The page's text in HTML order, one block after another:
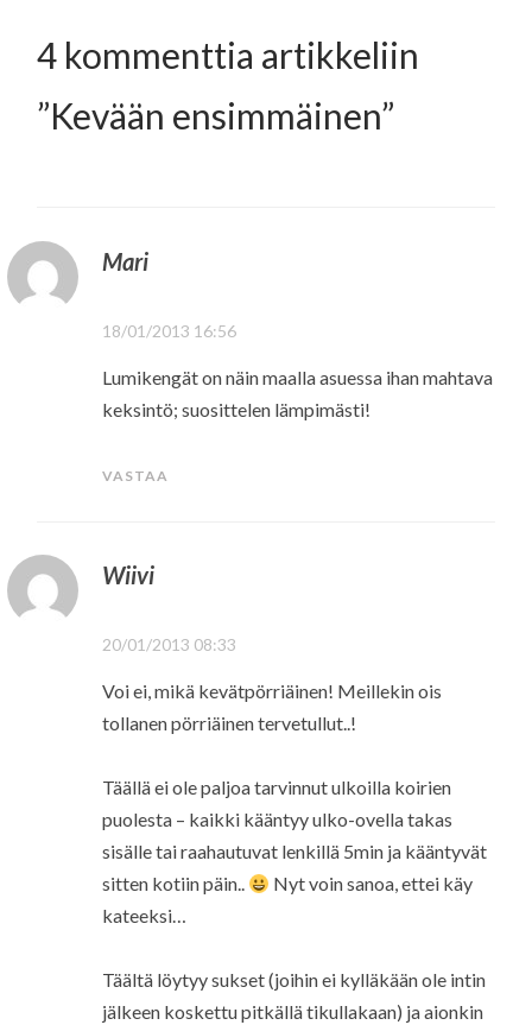
4 kommenttia artikkeliin
”Kevään ensimmäinen”
Mari
18/01/2013 16:56
Lumikengät on näin maalla asuessa ihan mahtava
keksintö; suosittelen lämpimästi!
VASTAA
Wiivi
20/01/2013 08:33
Voi ei, mikä kevätpörriäinen! Meillekin ois
tollanen pörriäinen tervetullut..!
Täällä ei ole paljoa tarvinnut ulkoilla koirien
puolesta – kaikki kääntyy ulko-ovella takas
sisälle tai raahautuvat lenkillä 5min ja kääntyvät
sitten kotiin päin..
Nyt voin sanoa, ettei käy
kateeksi…
Täältä löytyy sukset (joihin ei kylläkään ole intin
jälkeen koskettu pitkällä tikullakaan) ja aionkin